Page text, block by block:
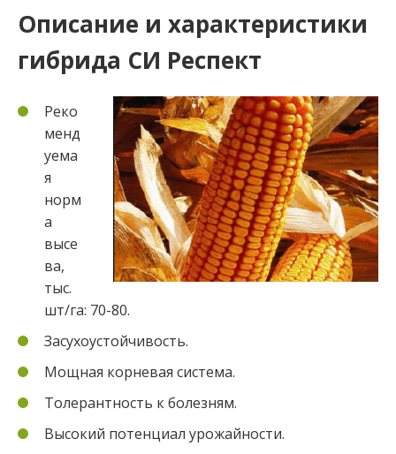
Описание и характеристики
гибрида СИ Респект
Реко
менд
уема
я
норм
а
высе
ва,
тыс.
шт/га: 70-80.
Засухоустойчивость.
Мощная корневая система.
Толерантность к болезням.
Высокий потенциал урожайности.